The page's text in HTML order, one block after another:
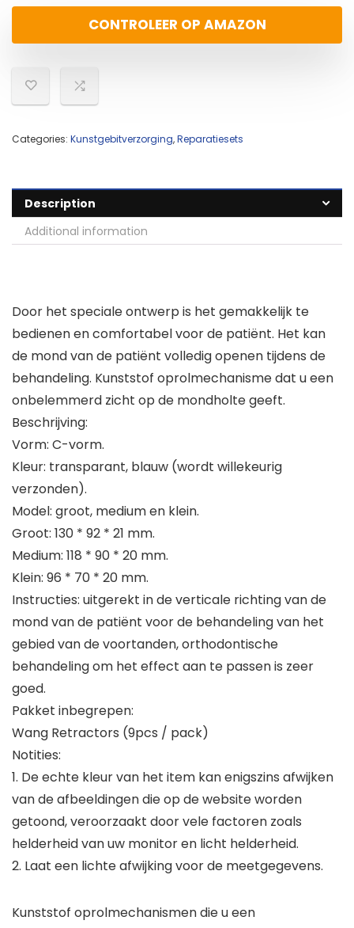
CONTROLEER OP AMAZON
Categories: Kunstgebitverzorging,Reparatiesets
Description
Additional information
Door het speciale ontwerp is het gemakkelijk te
bedienen en comfortabel voor de patiënt. Het kan
de mond van de patiënt volledig openen tijdens de
behandeling. Kunststof oprolmechanisme dat u een
onbelemmerd zicht op de mondholte geeft.
Beschrijving:
Vorm: C-vorm.
Kleur: transparant, blauw (wordt willekeurig
verzonden).
Model: groot, medium en klein.
Groot: 130 * 92 * 21 mm.
Medium: 118 * 90 * 20 mm.
Klein: 96 * 70 * 20 mm.
Instructies: uitgerekt in de verticale richting van de
mond van de patiënt voor de behandeling van het
gebied van de voortanden, orthodontische
behandeling om het effect aan te passen is zeer
goed.
Pakket inbegrepen:
Wang Retractors (9pcs / pack)
Notities:
1. De echte kleur van het item kan enigszins afwijken
van de afbeeldingen die op de website worden
getoond, veroorzaakt door vele factoren zoals
helderheid van uw monitor en licht helderheid.
2. Laat een lichte afwijking voor de meetgegevens.
Kunststof oprolmechanismen die u een